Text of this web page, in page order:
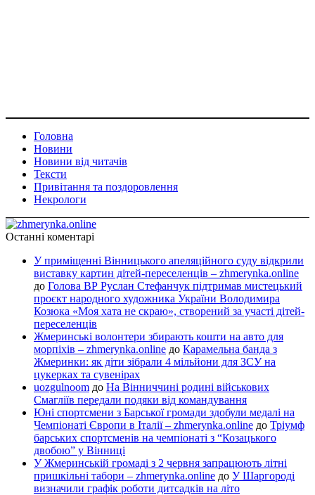
Головна
Новини
Новини від читачів
Тексти
Привітання та поздоровлення
Некрологи
Останні коментарі
У приміщенні Вінницького апеляційного суду відкрили
виставку картин дітей-переселенців – zhmerynka.online
до Голова ВР Руслан Стефанчук підтримав мистецький
проєкт народного художника України Володимира
Козюка «Моя хата не скраю», створений за участі дітей-
переселенців
Жмеринські волонтери збирають кошти на авто для
морпіхів – zhmerynka.online до Карамельна банда з
Жмеринки: як діти зібрали 4 мільйони для ЗСУ на
цукерках та сувенірах
uozgulnoom до На Вінниччині родині військових
Смагліїв передали подяки від командування
Юні спортсмени з Барської громади здобули медалі на
Чемпіонаті Європи в Італії – zhmerynka.online до Тріумф
барських спортсменів на чемпіонаті з “Козацького
двобою” у Вінниці
У Жмеринській громаді з 2 червня запрацюють літні
пришкільні табори – zhmerynka.online до У Шаргороді
визначили графік роботи дитсадків на літо